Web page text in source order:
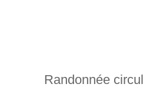
Randonnée